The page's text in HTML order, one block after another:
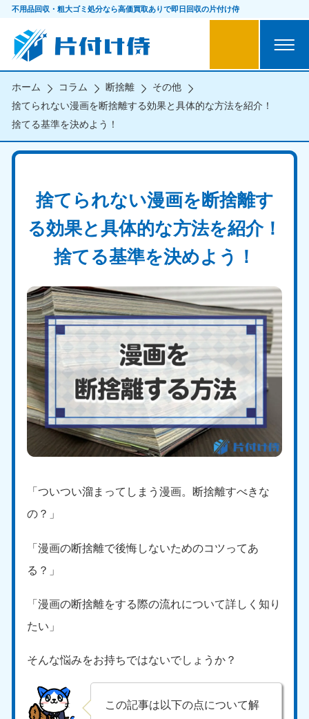
不用品回収・粗大ゴミ処分なら高価買取ありで即日回収の片付け侍
ホーム コラム 断捨離
その他
捨てられない漫画を断捨離する効果と具体的な方法を紹介！
捨てる基準を決めよう！
捨てられない漫画を断捨離す
る効果と具体的な方法を紹介！
捨てる基準を決めよう！
「ついつい溜まってしまう漫画。断捨離すべきな
の？」
「漫画の断捨離で後悔しないためのコツってあ
る？」
「漫画の断捨離をする際の流れについて詳しく知り
たい」
そんな悩みをお持ちではないでしょうか？
この記事は以下の点について解